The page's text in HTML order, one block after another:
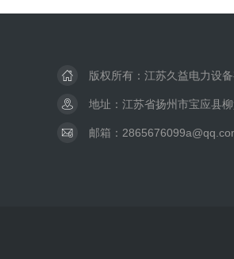
版权所有：江苏久益电力设
地址：江苏省扬州市宝应县
邮箱：